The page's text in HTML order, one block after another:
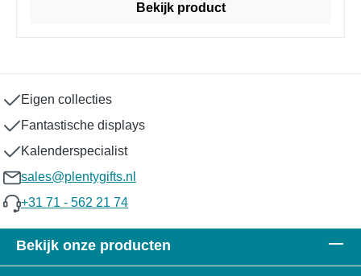
Bekijk product
Eigen collecties
Fantastische displays
Kalenderspecialist
sales@plentygifts.nl
+31 71 - 562 21 74
Bekijk onze producten